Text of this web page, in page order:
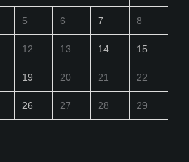
5 6 7 8
12 13 14 15
19 20 21 22
26 27 28 29